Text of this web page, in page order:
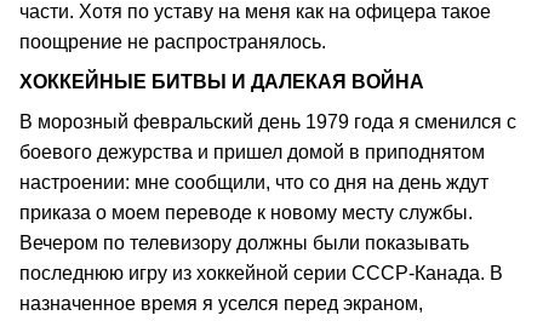
части. Хотя по уставу на меня как на офицера такое
поощрение не распространялось.
ХОККЕЙНЫЕ БИТВЫ И ДАЛЕКАЯ ВОЙНА
В морозный февральский день 1979 года я сменился с
боевого дежурства и пришел домой в приподнятом
настроении: мне сообщили, что со дня на день ждут
приказа о моем переводе к новому месту службы.
Вечером по телевизору должны были показывать
последнюю игру из хоккейной серии СССР-Канада. В
назначенное время я уселся перед экраном,